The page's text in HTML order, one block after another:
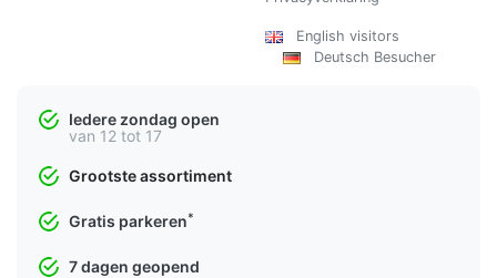
English visitors
Deutsch Besucher
Iedere zondag open
van 12 tot 17
Grootste assortiment
Gratis parkeren*
7 dagen geopend